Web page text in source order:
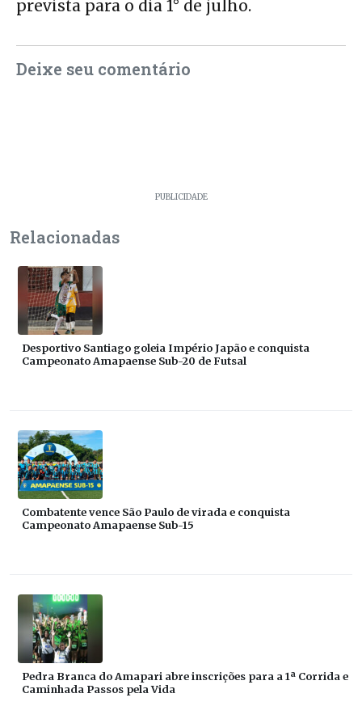
prevista para o dia 1° de julho.
Deixe seu comentário
PUBLICIDADE
Relacionadas
Desportivo Santiago goleia Império Japão e conquista
Campeonato Amapaense Sub-20 de Futsal
Combatente vence São Paulo de virada e conquista
Campeonato Amapaense Sub-15
Pedra Branca do Amapari abre inscrições para a 1ª Corrida e
Caminhada Passos pela Vida